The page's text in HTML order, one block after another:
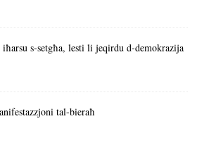
s-setgħa, lesti li jeqirdu d-demokrazija
tal-bieraħ